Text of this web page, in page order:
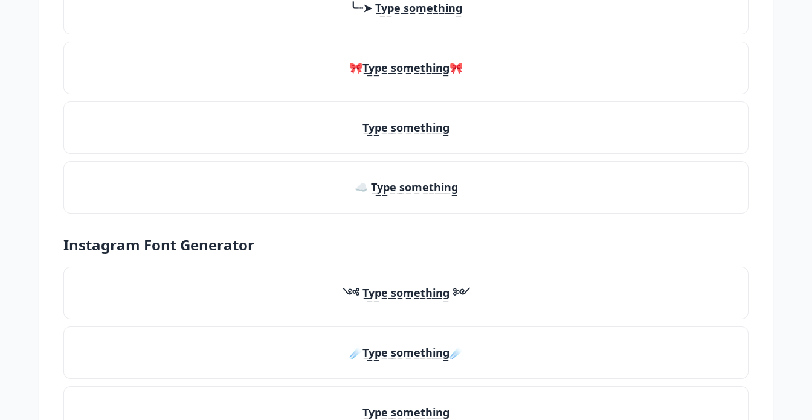
╰┈➤ T̲y̲p̲e̲ ̲s̲o̲m̲e̲t̲h̲i̲n̲g̲
🎀T̲y̲p̲e̲ ̲s̲o̲m̲e̲t̲h̲i̲n̲g̲🎀
T̲y̲p̲e̲ ̲s̲o̲m̲e̲t̲h̲i̲n̲g̲
☁ T̲y̲p̲e̲ ̲s̲o̲m̲e̲t̲h̲i̲n̲g̲
Instagram Font Generator
༺ T̲y̲p̲e̲ ̲s̲o̲m̲e̲t̲h̲i̲n̲g̲ ༻
☄️T̲y̲p̲e̲ ̲s̲o̲m̲e̲t̲h̲i̲n̲g̲☄️
T̲y̲p̲e̲ ̲s̲o̲m̲e̲t̲h̲i̲n̲g̲